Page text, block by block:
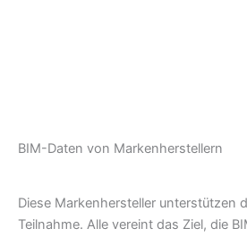
BIM-Daten von Markenherstellern
Diese Markenhersteller unterstützen
Teilnahme. Alle vereint das Ziel, die